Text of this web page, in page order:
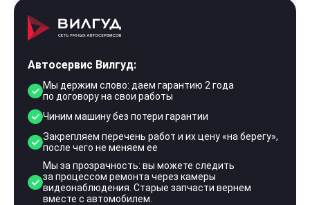
Автосервис Вилгуд:
Мы держим слово: даем гарантию 2 года
по договору на свои работы
Чиним машину без потери гарантии
Закрепляем перечень работ и их цену «на берегу»,
после чего не меняем ее
Мы за прозрачность: вы можете следить
за процессом ремонта через камеры
видеонаблюдения. Старые запчасти вернем
вместе с автомобилем.